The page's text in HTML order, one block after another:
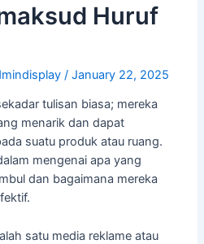
Huruf
/January 22, 2025
tulisan biasa; mereka
menarik dan dapat
suatu produk atau ruang.
mengenai apa yang
dan bagaimana mereka
satu media reklame atau